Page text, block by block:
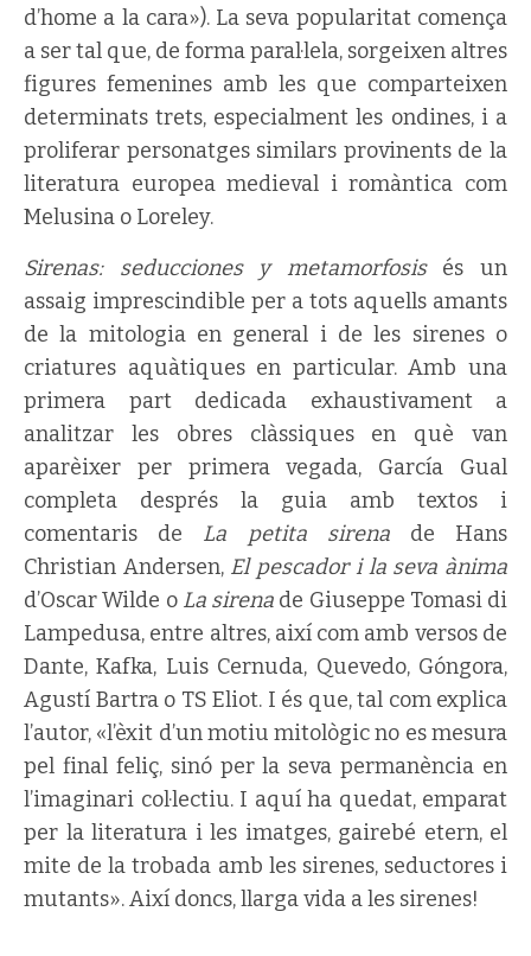
d’home a la cara»). La seva popularitat comença
a ser tal que, de forma paral·lela, sorgeixen altres
figures femenines amb les que comparteixen
determinats trets, especialment les ondines, i a
proliferar personatges similars provinents de la
literatura europea medieval i romàntica com
Melusina o Loreley.
Sirenas: seducciones y metamorfosis és un
assaig imprescindible per a tots aquells amants
de la mitologia en general i de les sirenes o
criatures aquàtiques en particular. Amb una
primera part dedicada exhaustivament a
analitzar les obres clàssiques en què van
aparèixer per primera vegada, García Gual
completa després la guia amb textos i
comentaris de La petita sirenade Hans
Christian Andersen, El pescador i la seva ànima
d’Oscar Wilde o La sirena de Giuseppe Tomasi di
Lampedusa, entre altres, així com amb versos de
Dante, Kafka, Luis Cernuda, Quevedo, Góngora,
Agustí Bartra o TS Eliot. I és que, tal com explica
l’autor, «l’èxit d’un motiu mitològic no es mesura
pel final feliç, sinó per la seva permanència en
l’imaginari col·lectiu. I aquí ha quedat, emparat
per la literatura i les imatges, gairebé etern, el
mite de la trobada amb les sirenes, seductores i
mutants». Així doncs, llarga vida a les sirenes!